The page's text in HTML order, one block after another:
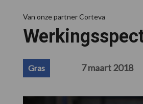
Van onze partner Corteva
Gras 7 maart 2018